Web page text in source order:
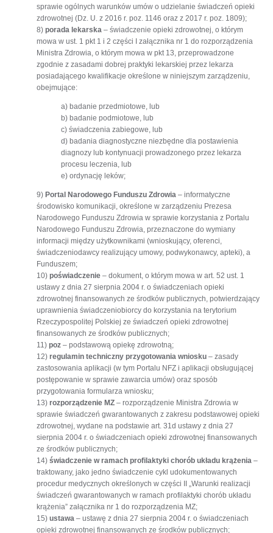
sprawie ogólnych warunków umów o udzielanie świadczeń opieki
zdrowotnej (Dz. U. z 2016 r. poz. 1146 oraz z 2017 r. poz. 1809);
8) porada lekarska – świadczenie opieki zdrowotnej, o którym
mowa w ust. 1 pkt 1 i 2 części I załącznika nr 1 do rozporządzenia
Ministra Zdrowia, o którym mowa w pkt 13, przeprowadzone
zgodnie z zasadami dobrej praktyki lekarskiej przez lekarza
posiadającego kwalifikacje określone w niniejszym zarządzeniu,
obejmujące:
a) badanie przedmiotowe, lub
b) badanie podmiotowe, lub
c) świadczenia zabiegowe, lub
d) badania diagnostyczne niezbędne dla postawienia
diagnozy lub kontynuacji prowadzonego przez lekarza
procesu leczenia, lub
e) ordynację leków;
9) Portal Narodowego Funduszu Zdrowia – informatyczne
środowisko komunikacji, określone w zarządzeniu Prezesa
Narodowego Funduszu Zdrowia w sprawie korzystania z Portalu
Narodowego Funduszu Zdrowia, przeznaczone do wymiany
informacji między użytkownikami (wnioskujący, oferenci,
świadczeniodawcy realizujący umowy, podwykonawcy, apteki), a
Funduszem;
10) poświadczenie – dokument, o którym mowa w art. 52 ust. 1
ustawy z dnia 27 sierpnia 2004 r. o świadczeniach opieki
zdrowotnej finansowanych ze środków publicznych, potwierdzający
uprawnienia świadczeniobiorcy do korzystania na terytorium
Rzeczypospolitej Polskiej ze świadczeń opieki zdrowotnej
finansowanych ze środków publicznych;
11) poz – podstawową opiekę zdrowotną;
12) regulamin techniczny przygotowania wniosku – zasady
zastosowania aplikacji (w tym Portalu NFZ i aplikacji obsługującej
postępowanie w sprawie zawarcia umów) oraz sposób
przygotowania formularza wniosku;
13) rozporządzenie MZ – rozporządzenie Ministra Zdrowia w
sprawie świadczeń gwarantowanych z zakresu podstawowej opieki
zdrowotnej, wydane na podstawie art. 31d ustawy z dnia 27
sierpnia 2004 r. o świadczeniach opieki zdrowotnej finansowanych
ze środków publicznych;
14) świadczenie w ramach profilaktyki chorób układu krążenia –
traktowany, jako jedno świadczenie cykl udokumentowanych
procedur medycznych określonych w części II „Warunki realizacji
świadczeń gwarantowanych w ramach profilaktyki chorób układu
krążenia” załącznika nr 1 do rozporządzenia MZ;
15) ustawa – ustawę z dnia 27 sierpnia 2004 r. o świadczeniach
opieki zdrowotnej finansowanych ze środków publicznych;